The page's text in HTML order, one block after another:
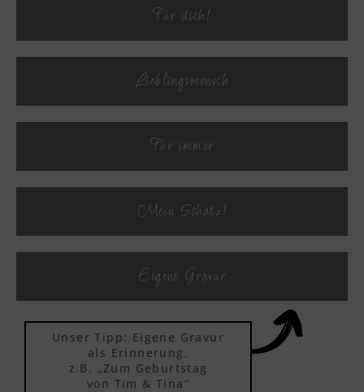
Textvorschau
Textvorschau
Textvorschau
Textvorschau
Textvorschau
Textvorschau
Für dich!
Lieblingsmensch
Für immer
Mein Schatz!
Eigene Gravur
Unser Tipp: Eigene Gravur
als Erinnerung,
z.B. „Zum Geburtstag
von Tim & Tina“